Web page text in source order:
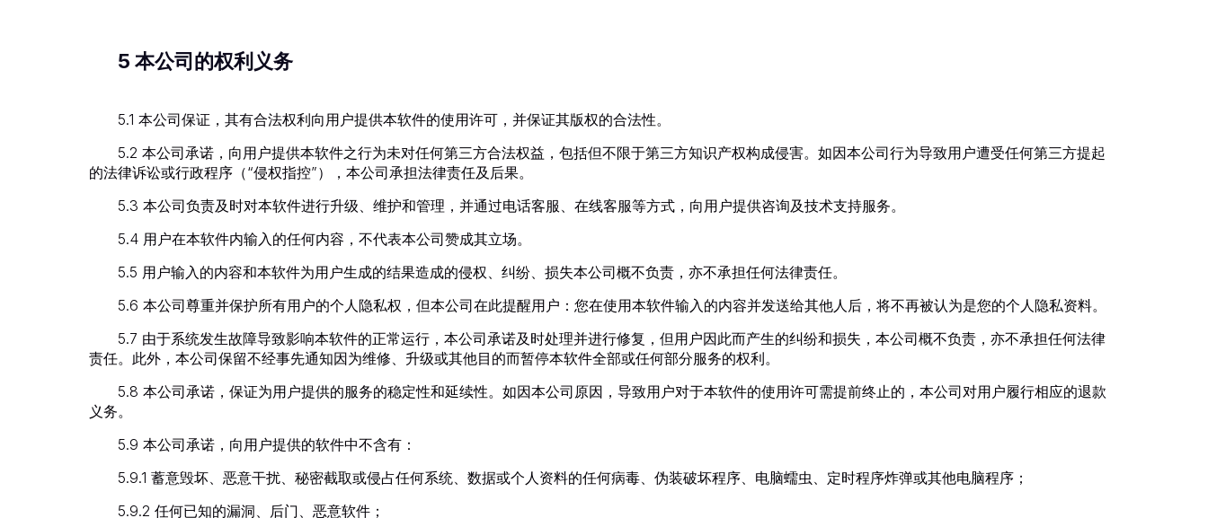
5 本公司的权利义务
5.1 本公司保证，其有合法权利向用户提供本软件的使用许可，并保证其版权的合法性。
5.2 本公司承诺，向用户提供本软件之行为未对任何第三方合法权益，包括但不限于第三方知识产权构成侵害。如因本公司行为导致用户遭受任何第三方提起
的法律诉讼或行政程序（“侵权指控”），本公司承担法律责任及后果。
5.3 本公司负责及时对本软件进行升级、维护和管理，并通过电话客服、在线客服等方式，向用户提供咨询及技术支持服务。
5.4 用户在本软件内输入的任何内容，不代表本公司赞成其立场。
5.5 用户输入的内容和本软件为用户生成的结果造成的侵权、纠纷、损失本公司概不负责，亦不承担任何法律责任。
5.6 本公司尊重并保护所有用户的个人隐私权，但本公司在此提醒用户：您在使用本软件输入的内容并发送给其他人后，将不再被认为是您的个人隐私资料。
5.7 由于系统发生故障导致影响本软件的正常运行，本公司承诺及时处理并进行修复，但用户因此而产生的纠纷和损失，本公司概不负责，亦不承担任何法律
责任。此外，本公司保留不经事先通知因为维修、升级或其他目的而暂停本软件全部或任何部分服务的权利。
5.8 本公司承诺，保证为用户提供的服务的稳定性和延续性。如因本公司原因，导致用户对于本软件的使用许可需提前终止的，本公司对用户履行相应的退款
义务。
5.9 本公司承诺，向用户提供的软件中不含有：
5.9.1 蓄意毁坏、恶意干扰、秘密截取或侵占任何系统、数据或个人资料的任何病毒、伪装破坏程序、电脑蠕虫、定时程序炸弹或其他电脑程序；
5.9.2 任何已知的漏洞、后门、恶意软件；